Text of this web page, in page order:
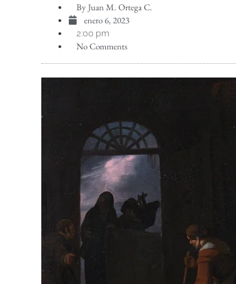
ByJuan M. Ortega C.
enero 6, 2023
2:00 pm
No Comments